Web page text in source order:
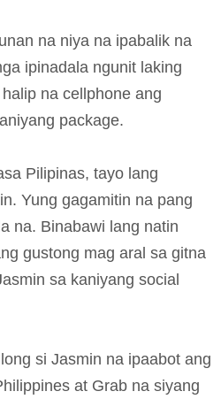
na niya na ipabalik na
ipinadala ngunit laking
na cellphone ang
package.
Pilipinas, tayo lang
Yung gagamitin na pang
na. Binabawi lang natin
gustong mag aral sa gitna
sa kaniyang social
si Jasmin na ipaabot ang
at Grab na siyang